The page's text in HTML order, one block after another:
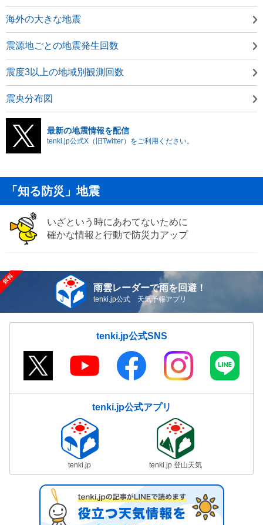
海外の大きな地震
震源地ごとの地震発生回数
震度3以上の地域別観測回数
震央分布図
最新の地震情報を配信
tenki.jp公式X（旧Twitter）をご利用ください。
「知る防災」地震
いざという時にあわてないために
確かな情報と行動で防災力アップ
雨雲レーダーで雨を回避！
tenki.jp公式 天気予報アプリ
tenki.jp公式SNS
tenki.jp公式アプリ
tenki.jp tenki.jp 登山天気